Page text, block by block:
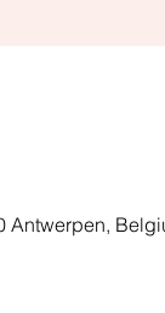
Antwerpen,